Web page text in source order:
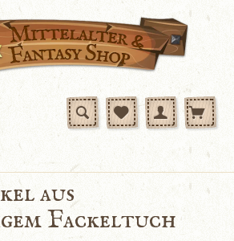
aus
Fackeltuch